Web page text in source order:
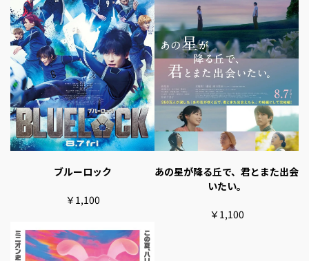
ブルーロック
￥1,100
あの星が降る丘で、君とまた出会
いたい。
￥1,100